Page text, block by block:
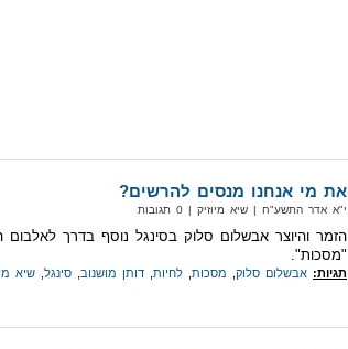
את מי אנחנו מנסים להרשים?
י"א אדר התשע"ח‏ | שיא מיוזיק‏ | 0 תגובות
הזמר והיוצר אבשלום סלוק בסינגל נוסף בדרך לאלבום
"מסכות".
תגיות: אבשלום סלוק מסכות לחיות דותן מושנוב סינגל שיא